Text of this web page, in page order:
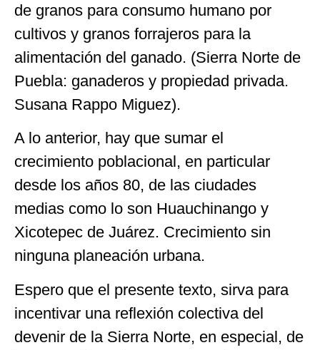
de granos para consumo humano por
cultivos y granos forrajeros para la
alimentación del ganado. (Sierra Norte de
Puebla: ganaderos y propiedad privada.
Susana Rappo Miguez).
A lo anterior, hay que sumar el
crecimiento poblacional, en particular
desde los años 80, de las ciudades
medias como lo son Huauchinango y
Xicotepec de Juárez. Crecimiento sin
ninguna planeación urbana.
Espero que el presente texto, sirva para
incentivar una reflexión colectiva del
devenir de la Sierra Norte, en especial, de